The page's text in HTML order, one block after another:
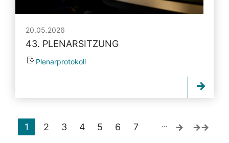
20.05.2026
43. PLENARSITZUNG
Plenarprotokoll
1 2 3 4 5 6 7 …